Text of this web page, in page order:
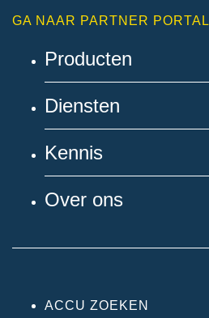
GA NAAR PARTNER PORTAL
Producten
Diensten
Kennis
Over ons
ACCU ZOEKEN